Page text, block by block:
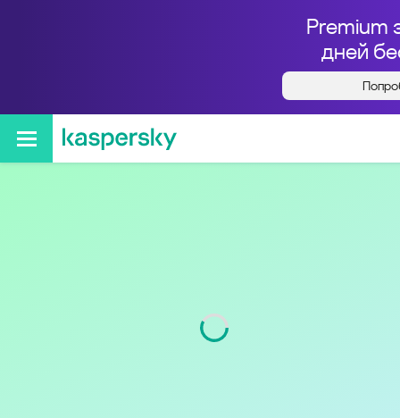
Premium
дней
Кто звонил с номера
+79772832613